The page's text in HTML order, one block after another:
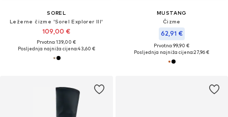
SOREL
Ležerne čizme 'Sorel Explorer III'
109,00 €
Prvotno: 139,00 €
Posljednja najniža cijena:43,60 €
MUSTANG
Čizme
62,91 €
Prvotno: 99,90 €
Posljednja najniža cijena:27,96 €